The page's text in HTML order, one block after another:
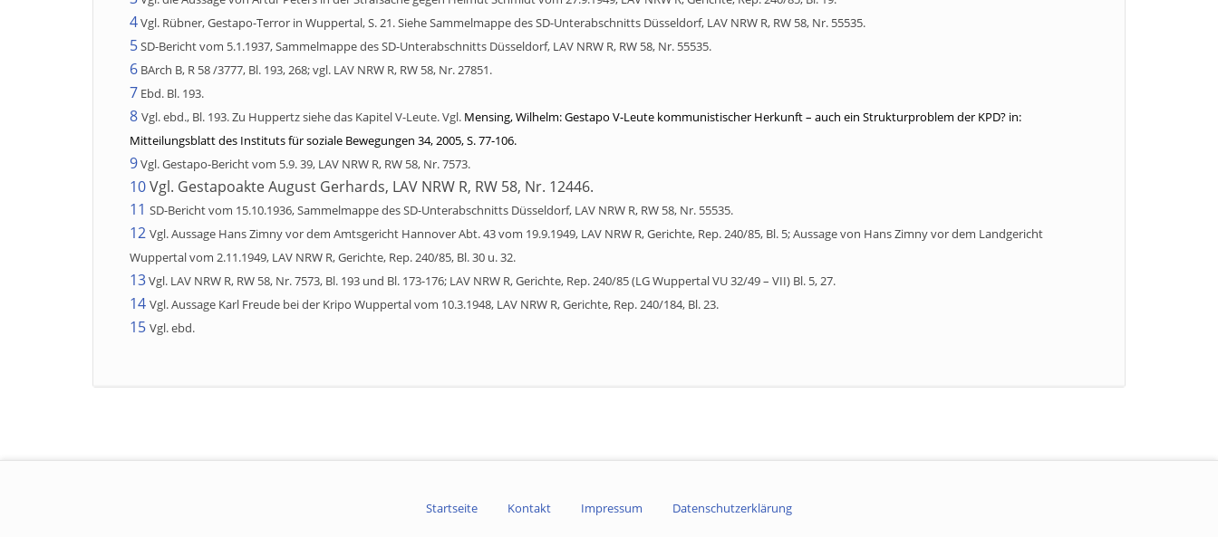
4Vgl. Rübner, Gestapo-Terror in Wuppertal, S. 21. SieheSammelmappe des SD-Unterabschnitts Düsseldorf, LAV NRW R, RW 58, Nr. 55535.
5SD-Bericht vom 5.1.1937, Sammelmappe des SD-Unterabschnitts Düsseldorf, LAV NRW R, RW 58, Nr. 55535.
6 BArch B, R 58 /3777, Bl. 193, 268; vgl. LAV NRW R, RW 58, Nr. 27851.
7 Ebd. Bl. 193.
8 Vgl. ebd., Bl. 193. Zu Huppertz siehe das Kapitel V-Leute. Vgl. Mensing, Wilhelm: Gestapo V-Leute kommunistischer Herkunft– auch ein Strukturproblem der KPD? in:
Mitteilungsblatt des Instituts für soziale Bewegungen 34, 2005, S. 77-106.
9Vgl. Gestapo-Bericht vom 5.9. 39, LAV NRW R, RW 58, Nr. 7573.
10Vgl. Gestapoakte August Gerhards, LAV NRW R, RW 58, Nr. 12446.
11 SD-Bericht vom 15.10.1936, Sammelmappe des SD-Unterabschnitts Düsseldorf, LAV NRW R, RW 58, Nr. 55535.
12 Vgl. Aussage Hans Zimny vor dem Amtsgericht Hannover Abt. 43 vom 19.9.1949, LAV NRW R, Gerichte, Rep. 240/85, Bl. 5; Aussage von Hans Zimny vor dem Landgericht
Wuppertal vom 2.11.1949, LAV NRW R, Gerichte, Rep. 240/85, Bl. 30 u. 32.
13Vgl. LAV NRW R, RW 58, Nr. 7573, Bl. 193 und Bl. 173-176; LAV NRW R, Gerichte, Rep. 240/85 (LG Wuppertal VU 32/49 – VII) Bl. 5, 27.
14 Vgl. Aussage Karl Freude bei der Kripo Wuppertal vom 10.3.1948, LAV NRW R, Gerichte, Rep. 240/184, Bl. 23.
15 Vgl. ebd.
Startseite Kontakt Impressum Datenschutzerklärung